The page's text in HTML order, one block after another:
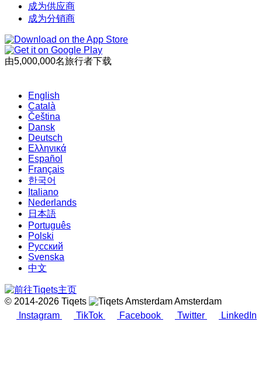
成为供应商
成为分销商
由5,000,000名旅行者下载
English
Català
Čeština
Dansk
Deutsch
Ελληνικά
Español
Français
한국어
Italiano
Nederlands
日本語
Português
Polski
Русский
Svenska
中文
© 2014-2026 Tiqets
Amsterdam
Instagram
TikTok Facebook Twitter LinkedIn